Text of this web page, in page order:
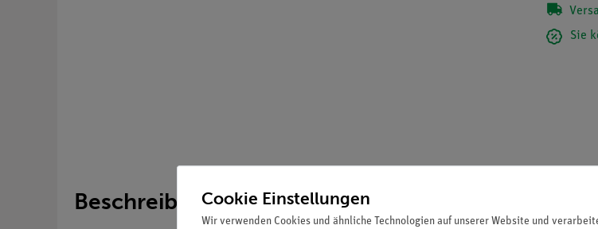
Sie
BeschreibungCookie Einstellungen
Wir verwenden Cookies und ähnliche Technologien auf unserer Website und